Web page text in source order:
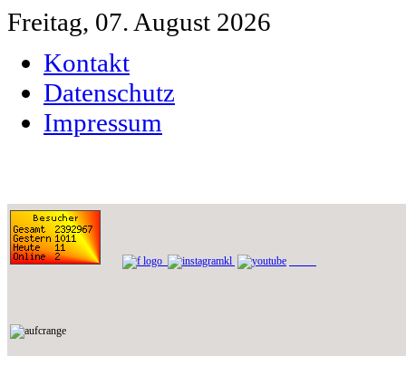
Freitag, 07. August 2026
Kontakt
Datenschutz
Impressum